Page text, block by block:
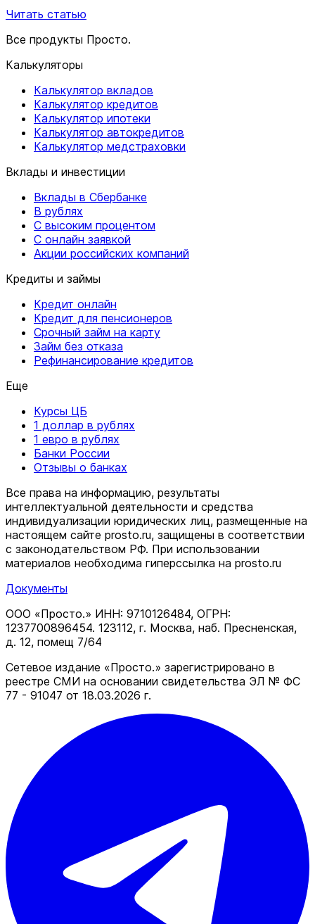
Читать статью
Все продукты Просто.
Калькуляторы
Калькулятор вкладов
Калькулятор кредитов
Калькулятор ипотеки
Калькулятор автокредитов
Калькулятор медстраховки
Вклады и инвестиции
Вклады в Сбербанке
В рублях
С высоким процентом
С онлайн заявкой
Акции российских компаний
Кредиты и займы
Кредит онлайн
Кредит для пенсионеров
Срочный займ на карту
Займ без отказа
Рефинансирование кредитов
Еще
Курсы ЦБ
1 доллар в рублях
1 евро в рублях
Банки России
Отзывы о банках
Все права на информацию, результаты
интеллектуальной деятельности и средства
индивидуализации юридических лиц, размещенные на
настоящем сайте prosto.ru, защищены в соответствии
c законодательством РФ. При использовании
материалов необходима гиперссылка на prosto.ru
Документы
ООО «Просто.» ИНН: 9710126484, ОГРН:
1237700896454. 123112, г. Москва, наб. Пресненская,
д. 12, помещ 7/64
Сетевое издание «Просто.» зарегистрировано в
реестре СМИ на основании свидетельства ЭЛ № ФС
77 - 91047 от 18.03.2026 г.